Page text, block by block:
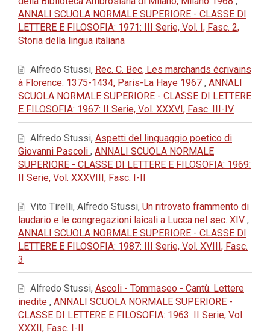
ANNALI SCUOLA NORMALE SUPERIORE - CLASSE DI
LETTERE E FILOSOFIA: 1971: III Serie, Vol. I, Fasc. 2,
Storia della lingua italiana
Alfredo Stussi, Rec. C. Bec, Les marchands écrivains
à Florence. 1375-1434, Paris-La Haye 1967 , ANNALI
SCUOLA NORMALE SUPERIORE - CLASSE DI LETTERE
E FILOSOFIA: 1967: II Serie, Vol. XXXVI, Fasc. III-IV
Alfredo Stussi, Aspetti del linguaggio poetico di
Giovanni Pascoli , ANNALI SCUOLA NORMALE
SUPERIORE - CLASSE DI LETTERE E FILOSOFIA: 1969:
II Serie, Vol. XXXVIII, Fasc. I-II
Vito Tirelli, Alfredo Stussi, Un ritrovato frammento di
laudario e le congregazioni laicali a Lucca nel sec. XIV ,
ANNALI SCUOLA NORMALE SUPERIORE - CLASSE DI
LETTERE E FILOSOFIA: 1987: III Serie, Vol. XVIII, Fasc.
3
Alfredo Stussi, Ascoli - Tommaseo - Cantù. Lettere
inedite , ANNALI SCUOLA NORMALE SUPERIORE -
CLASSE DI LETTERE E FILOSOFIA: 1963: II Serie, Vol.
XXXII, Fasc. I-II